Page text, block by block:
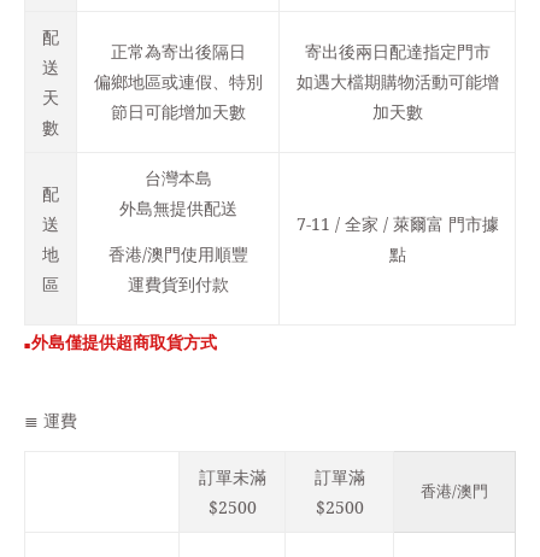
配
送
天
數
正常為寄出後隔日
偏鄉地區或連假、特別
節日可能增加天數
寄出後兩日配達指定門市
如遇大檔期購物活動可能增
加天數
配
送
地
區
台灣本島
外島無提供配送
香港/澳門使用順豐
運費貨到付款
7-11 / 全家 / 萊爾富 門市據
點
外島僅提供超商取貨方式
≣ 運費
訂單未滿
$2500
訂單滿
$2500
香港/澳門